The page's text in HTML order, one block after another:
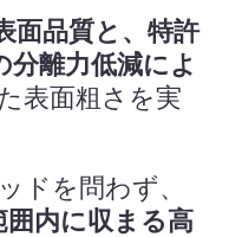
品質と、 特許
分離力低減によ
表面粗さを実
ドを問わず、
内に収まる高